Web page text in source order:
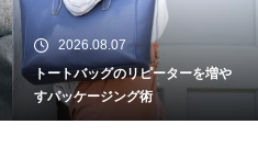
時短する方法
ントの企画担当者が押
きグッズ準備スケジュ
2026.08.07
トートバッグのリピーターを増や
すパッケージング術